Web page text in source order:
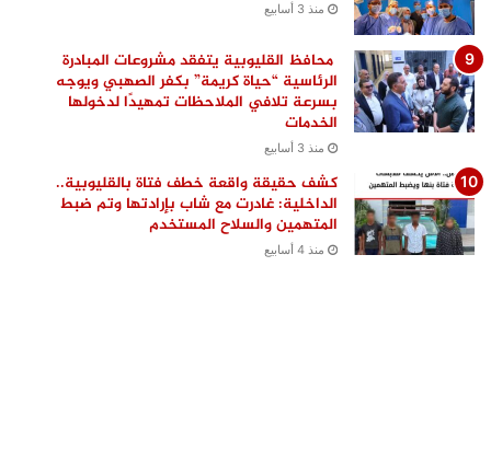
منذ 3 أسابيع
محافظ القليوبية يتفقد مشروعات المبادرة
الرئاسية “حياة كريمة” بكفر الصهبي ويوجه
بسرعة تلافي الملاحظات تمهيدًا لدخولها
الخدمات
منذ 3 أسابيع
كشف حقيقة واقعة خطف فتاة بالقليوبية..
الداخلية: غادرت مع شاب بإرادتها وتم ضبط
المتهمين والسلاح المستخدم
منذ 4 أسابيع